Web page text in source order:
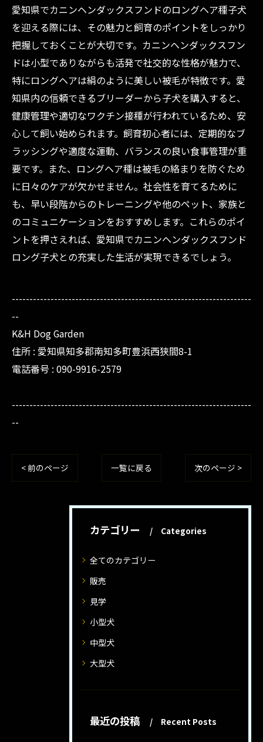
愛知県でカニンヘンダックスフンドのロングヘア種子犬
を迎える際には、その魅力と飼育のポイントをしっかり
把握しておくことが大切です。カニンヘンダックスフン
ドは小型でありながらも活発で社交的な性格が魅力で、
特にロングヘアは絹のように美しい被毛が特徴です。愛
知県内の信頼できるブリーダーから子犬を購入すると、
健康管理や適切なワクチン接種が行われているため、安
心して飼い始められます。飼育初心者には、定期的なブ
ラッシングや適度な運動、バランスの良い食事管理が重
要です。また、ロングヘア種は被毛の絡まりを防ぐため
に日々のケアが欠かせません。社会性を育てるために
も、早い段階からのトレーニングや他のペット、家族と
のコミュニケーションをおすすめします。これらのポイ
ントを押さえれば、愛知県でカニンヘンダックスフンド
ロング子犬との充実した生活が実現できるでしょう。
--------------------------------------------------------------------
--
K&H Dog Garden
住所 : 愛知県知多郡南知多町豊浜西狭間8-1
電話番号 : 090-9916-2579
--------------------------------------------------------------------
--
< 前のページ 一覧に戻る 次のページ >
カテゴリー Categories
全てのカテゴリー
販売
見学
小型犬
中型犬
大型犬
最近の投稿 Recent Posts